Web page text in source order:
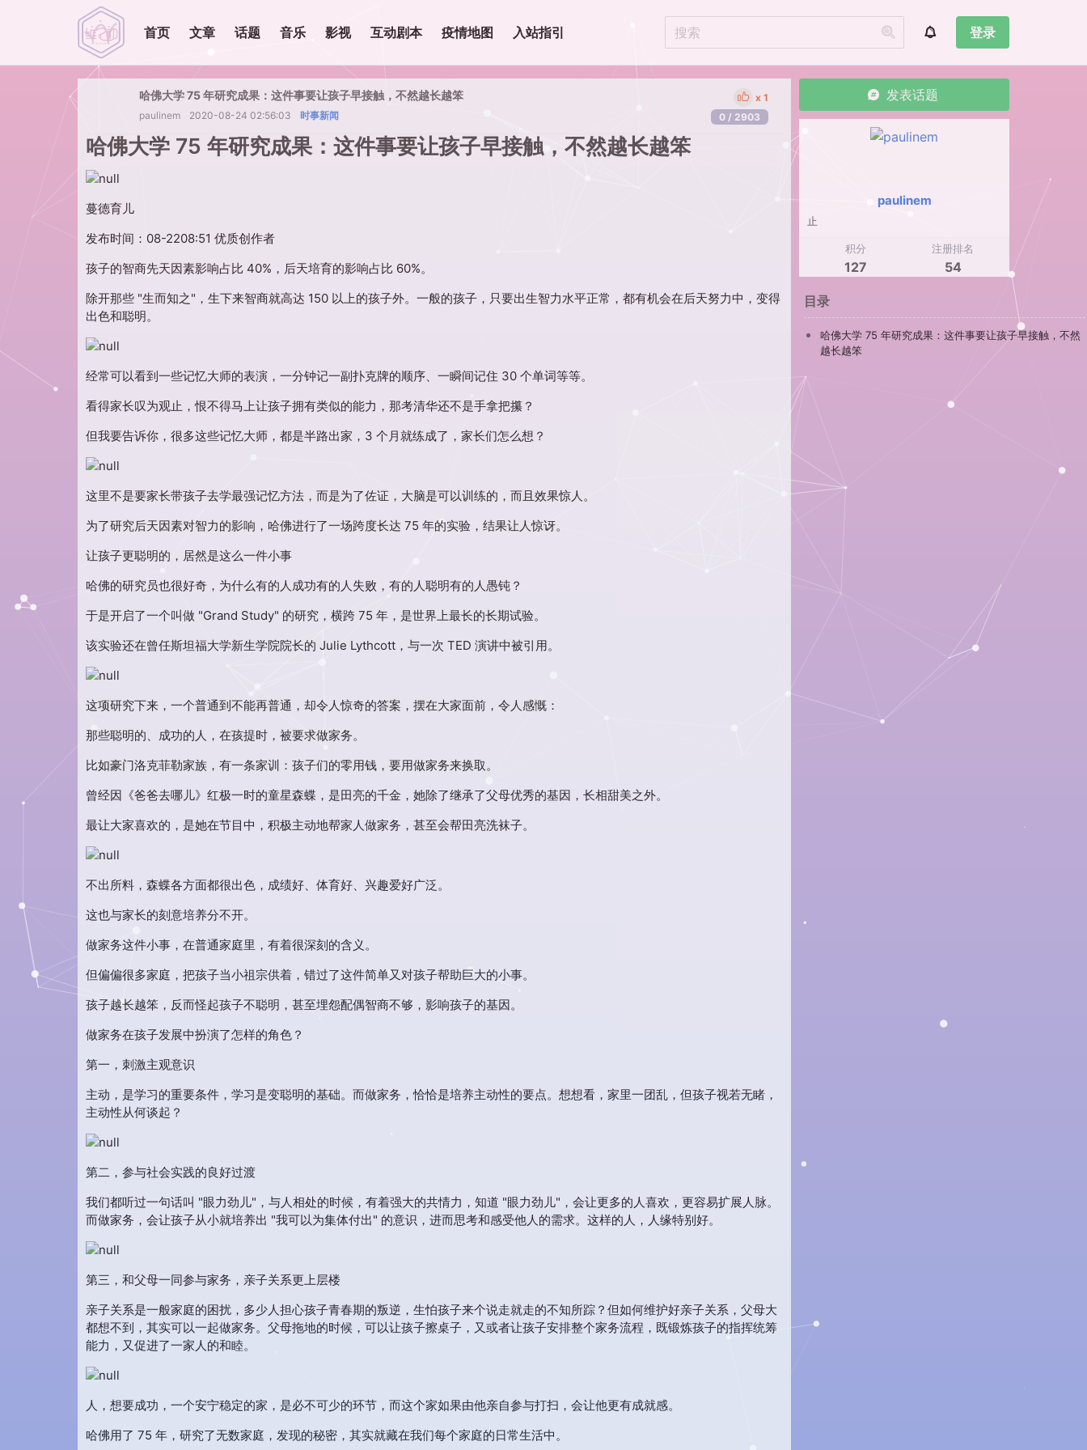
首页 文章 话题 音乐 影视 互动剧本 疫情地图 入站指引 登录
哈佛大学 75 年研究成果：这件事要让孩子早接触，不然越长越笨
paulinem 2020-08-24 02:56:03 时事新闻
1
0 / 2903
哈佛大学 75 年研究成果：这件事要让孩子早接触，不然越长越笨
蔓德育儿
发布时间：08-2208:51 优质创作者
孩子的智商先天因素影响占比 40%，后天培育的影响占比 60%。
除开那些 "生而知之"，生下来智商就高达 150 以上的孩子外。一般的孩子，只要出生智力水平正常，都有机会在后天努力中，变得
出色和聪明。
经常可以看到一些记忆大师的表演，一分钟记一副扑克牌的顺序、一瞬间记住 30 个单词等等。
看得家长叹为观止，恨不得马上让孩子拥有类似的能力，那考清华还不是手拿把攥？
但我要告诉你，很多这些记忆大师，都是半路出家，3 个月就练成了，家长们怎么想？
这里不是要家长带孩子去学最强记忆方法，而是为了佐证，大脑是可以训练的，而且效果惊人。
为了研究后天因素对智力的影响，哈佛进行了一场跨度长达 75 年的实验，结果让人惊讶。
让孩子更聪明的，居然是这么一件小事
哈佛的研究员也很好奇，为什么有的人成功有的人失败，有的人聪明有的人愚钝？
于是开启了一个叫做 "Grand Study" 的研究，横跨 75 年，是世界上最长的长期试验。
该实验还在曾任斯坦福大学新生学院院长的 Julie Lythcott，与一次 TED 演讲中被引用。
这项研究下来，一个普通到不能再普通，却令人惊奇的答案，摆在大家面前，令人感慨：
那些聪明的、成功的人，在孩提时，被要求做家务。
比如豪门洛克菲勒家族，有一条家训：孩子们的零用钱，要用做家务来换取。
曾经因《爸爸去哪儿》红极一时的童星森蝶，是田亮的千金，她除了继承了父母优秀的基因，长相甜美之外。
最让大家喜欢的，是她在节目中，积极主动地帮家人做家务，甚至会帮田亮洗袜子。
不出所料，森蝶各方面都很出色，成绩好、体育好、兴趣爱好广泛。
这也与家长的刻意培养分不开。
做家务这件小事，在普通家庭里，有着很深刻的含义。
但偏偏很多家庭，把孩子当小祖宗供着，错过了这件简单又对孩子帮助巨大的小事。
孩子越长越笨，反而怪起孩子不聪明，甚至埋怨配偶智商不够，影响孩子的基因。
做家务在孩子发展中扮演了怎样的角色？
第一，刺激主观意识
主动，是学习的重要条件，学习是变聪明的基础。而做家务，恰恰是培养主动性的要点。想想看，家里一团乱，但孩子视若无睹，
主动性从何谈起？
第二，参与社会实践的良好过渡
我们都听过一句话叫 "眼力劲儿"，与人相处的时候，有着强大的共情力，知道 "眼力劲儿"，会让更多的人喜欢，更容易扩展人脉。
而做家务，会让孩子从小就培养出 "我可以为集体付出" 的意识，进而思考和感受他人的需求。这样的人，人缘特别好。
第三，和父母一同参与家务，亲子关系更上层楼
亲子关系是一般家庭的困扰，多少人担心孩子青春期的叛逆，生怕孩子来个说走就走的不知所踪？但如何维护好亲子关系，父母大
都想不到，其实可以一起做家务。父母拖地的时候，可以让孩子擦桌子，又或者让孩子安排整个家务流程，既锻炼孩子的指挥统筹
能力，又促进了一家人的和睦。
人，想要成功，一个安宁稳定的家，是必不可少的环节，而这个家如果由他亲自参与打扫，会让他更有成就感。
哈佛用了 75 年，研究了无数家庭，发现的秘密，其实就藏在我们每个家庭的日常生活中。
发表话题
paulinem
止
积分
127
注册排名
54
目录
哈佛大学 75 年研究成果：这件事要让孩子早接触，不然
越长越笨